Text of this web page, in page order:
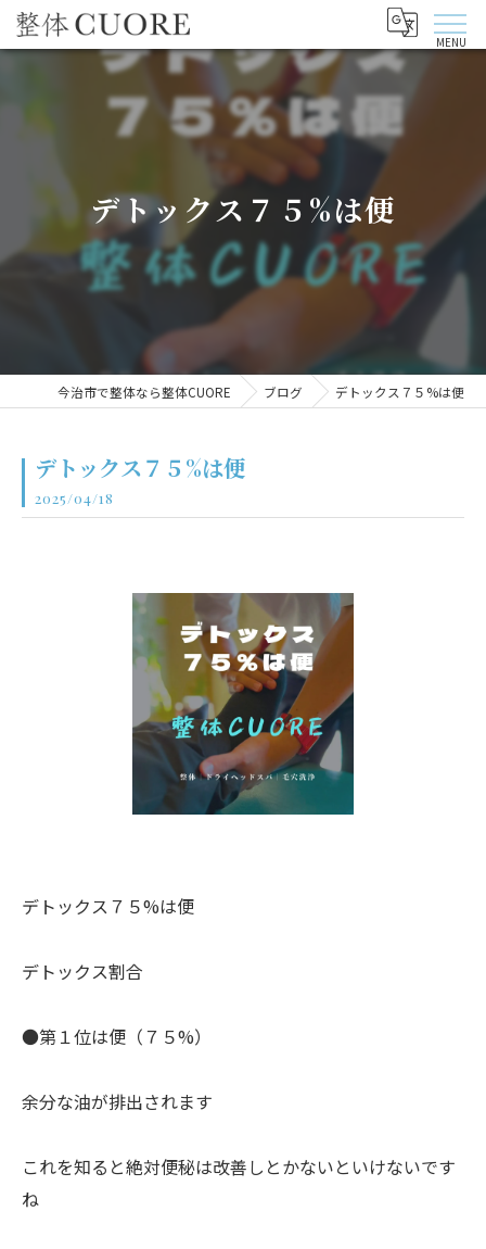
デトックス７５%は便
今治市で整体なら整体CUORE ブログ デトックス７５%は便
デトックス７５%は便
2025/04/18
デトックス７５%は便
デトックス割合
●第１位は便（７５%）
余分な油が排出されます
これを知ると絶対便秘は改善しとかないといけないです
ね